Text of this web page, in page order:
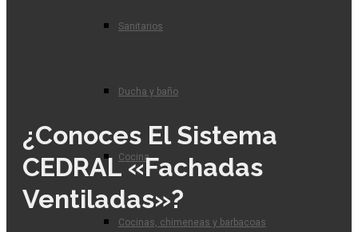
Sanitarios
Ducha y baño
Cocina
Cocinas, chimeneas y barbacoas
¿Conoces El Sistema
CEDRAL «Fachadas
Ventiladas»?